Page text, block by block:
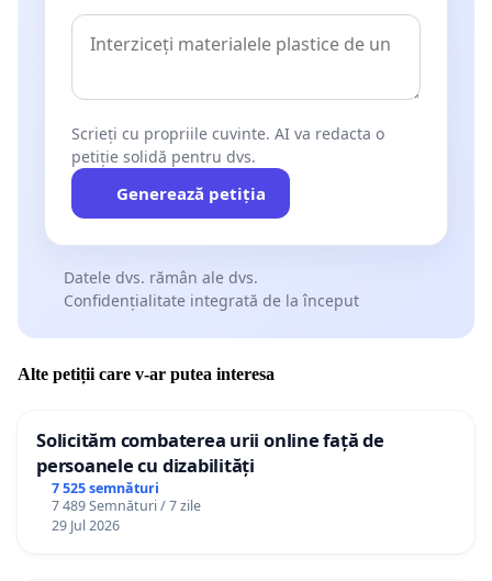
Scrieți cu propriile cuvinte. AI va redacta o
petiție solidă pentru dvs.
Generează petiția
Datele dvs. rămân ale dvs.
Confidențialitate integrată de la început
Alte petiții care v-ar putea interesa
Solicităm combaterea urii online față de
persoanele cu dizabilități
7 525 semnături
7 489 Semnături / 7 zile
29 Jul 2026